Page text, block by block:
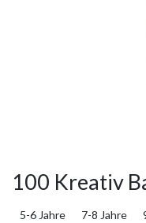
100 Kreativ
5-6 Jahre 7-8 Jahre